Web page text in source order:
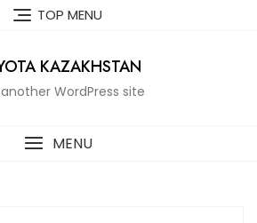
TOP MENU
KAZAKHSTAN
WordPress site
MENU